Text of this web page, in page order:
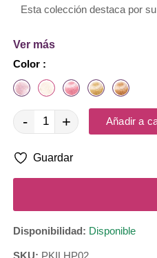
Esta colección destaca por
💫 Su aplicador de
💫 Con tan solo
💫
Ver más
Color :
- + Añadir a
Guardar
Disponibilidad: Disponible
SKU: PKILHP02